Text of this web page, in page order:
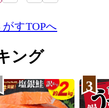
すTOPへ
ング
3